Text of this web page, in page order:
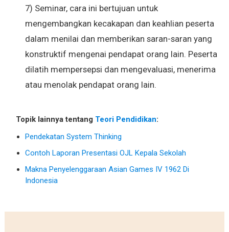
7) Seminar, cara ini bertujuan untuk
mengembangkan kecakapan dan keahlian peserta
dalam menilai dan memberikan saran-saran yang
konstruktif mengenai pendapat orang lain. Peserta
dilatih mempersepsi dan mengevaluasi, menerima
atau menolak pendapat orang lain.
Topik lainnya tentang Teori Pendidikan:
Pendekatan System Thinking
Contoh Laporan Presentasi OJL Kepala Sekolah
Makna Penyelenggaraan Asian Games IV 1962 Di
Indonesia